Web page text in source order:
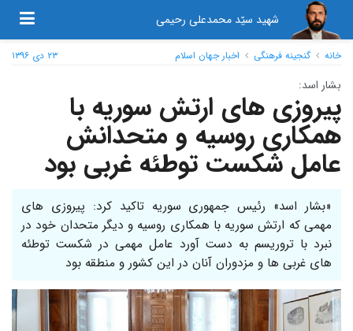
شهید سیّد محمدعلی رحیمی
۲۳ دی ۱۳۹۶ خانه گنجینه فرهنگی اخبار جهان اسلام
بشار اسد:
پیروزی های ارتش سوریه با
همکاری روسیه و متحدانش
عامل شکست توطئه غربی بود
«بشار اسد» رئیس جمهوری سوریه تاکید کرد: پیروزی های
مهمی که ارتش سوریه با همکاری روسیه و دیگر متحدان خود در
نبرد با تروریسم به دست آورد عامل مهمی در شکست توطئه
های غربی ها و مزدوران آنان در این کشور و منطقه بود